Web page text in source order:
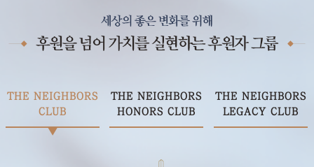
THE NEIGHBORS
CLUB
THE NEIGHBORS
HONORS CLUB
THE NEIGHBORS
LEGACY CLUB